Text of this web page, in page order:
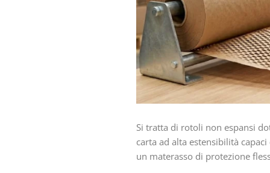
Si tratta di rotoli non espansi
carta ad alta estensibilità
un materasso di protezione